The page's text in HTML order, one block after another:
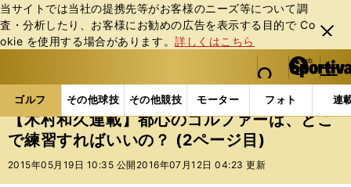
当サイトでは当社の提携先等がお客様のニーズ等について調
査・分析したり、お客様にお勧めの広告を表⽰する⽬的で Co
okie を使⽤する場合があります。詳しくはこちら
閉じ
る
web Sportiva (webスポルティーバ)
検索
マイペ
ー
ジ
メニュ
ゴルフ その他球技 その他競技 モーター フォト 連
ス
ポ
ル
ゴルフの記事一覧 ゴルフ その他 【木村和久連
【木村和久連載】都心のゴルファーは、どこ
で練習すればいいの？ (2ページ目)
2015年05月19日 10:35 公開 2016年07月12日 04:23 更新